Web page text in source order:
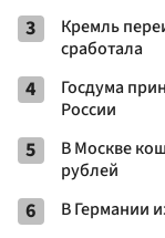
3
Кремль
сработала
4
Госдума
России
5
В Москве
рублей
6 В Германии